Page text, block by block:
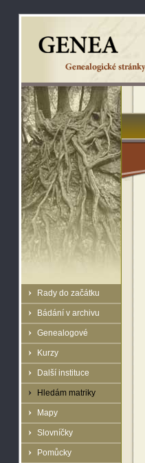
Rady do začátku
Bádání v archivu
Genealogové
Kurzy
Další instituce
Hledám matriky
Mapy
Slovníčky
Pomůcky